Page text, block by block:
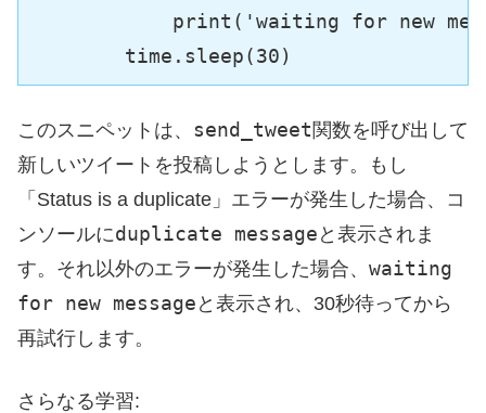
print ( 'waiting for new
        time.sleep(
30
このスニペットは、 send_tweet 関数を呼び出して
新しいツイートを投稿しようとします。もし
「Status is a duplicate」エラーが発生した場合、コ
ンソールにduplicate message と表示されま
す。それ以外のエラーが発生した場合、 waiting
for new message と表示され、30秒待ってから
再試行します。
さらなる学習: